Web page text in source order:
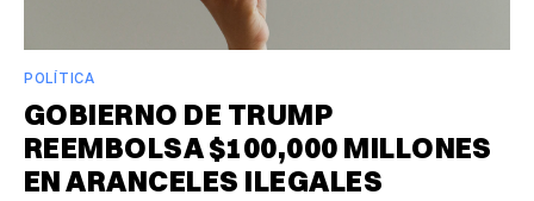
POLÍTICA
GOBIERNO DE TRUMP
REEMBOLSA $100,000 MILLONES
EN ARANCELES ILEGALES